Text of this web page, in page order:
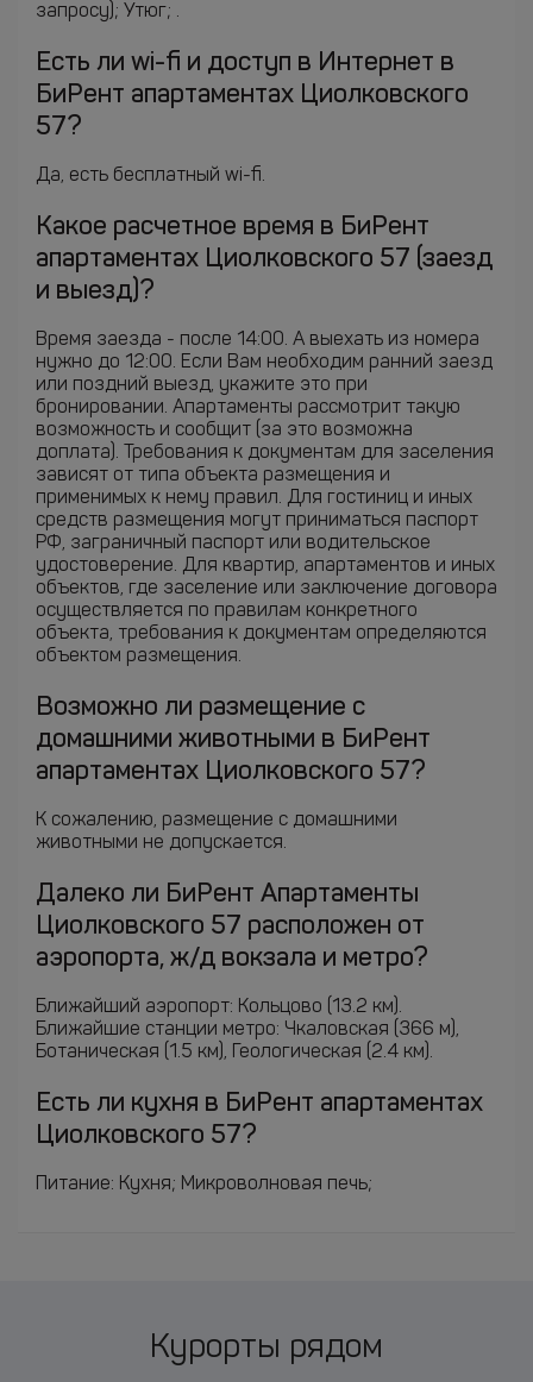
запросу); Утюг; .
Есть ли wi-fi и доступ в Интернет в
БиРент апартаментах Циолковского
57?
Да, есть бесплатный wi-fi.
Какое расчетное время в БиРент
апартаментах Циолковского 57 (заезд
и выезд)?
Время заезда - после 14:00. А выехать из номера
нужно до 12:00. Если Вам необходим ранний заезд
или поздний выезд, укажите это при
бронировании. Апартаменты рассмотрит такую
возможность и сообщит (за это возможна
доплата). Требования к документам для заселения
зависят от типа объекта размещения и
применимых к нему правил. Для гостиниц и иных
средств размещения могут приниматься паспорт
РФ, заграничный паспорт или водительское
удостоверение. Для квартир, апартаментов и иных
объектов, где заселение или заключение договора
осуществляется по правилам конкретного
объекта, требования к документам определяются
объектом размещения.
Возможно ли размещение с
домашними животными в БиРент
апартаментах Циолковского 57?
К сожалению, размещение с домашними
животными не допускается.
Далеко ли БиРент Апартаменты
Циолковского 57 расположен от
аэропорта, ж/д вокзала и метро?
Ближайший аэропорт: Кольцово (13.2 км).
Ближайшие станции метро: Чкаловская (366 м),
Ботаническая (1.5 км), Геологическая (2.4 км).
Есть ли кухня в БиРент апартаментах
Циолковского 57?
Питание: Кухня; Микроволновая печь;
Курорты рядом